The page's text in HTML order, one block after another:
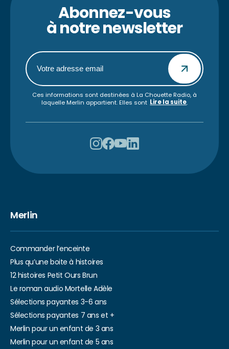
Abonnez-vous
à notre newsletter
Ces informations sont destinées à La Chouette Radio, à
laquelle Merlin appartient. Elles sont Lire la suite.
Merlin
Commander l’enceinte
Plus qu’une boite à histoires
12 histoires Petit Ours Brun
Le roman audio Mortelle Adèle
Sélections payantes 3-6 ans
Sélections payantes 7 ans et +
Merlin pour un enfant de 3 ans
Merlin pour un enfant de 5 ans